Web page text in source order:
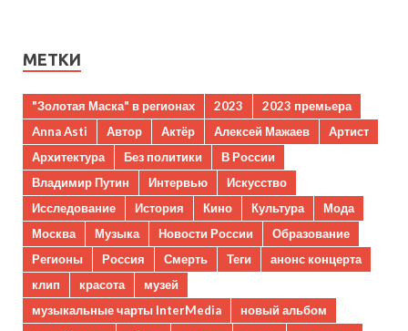
МЕТКИ
"Золотая Маска" в регионах 2023
2023 премьера
Anna Asti
Автор Актёр Алексей Мажаев
Артист
Архитектура
Без политики
В России
Владимир Путин
Интервью
Искусство
Исследование
История Кино Культура
Мода
Москва
Музыка Новости России
Образование
Регионы
Россия Смерть Теги
анонс концерта
клип
красота
музей
музыкальные чарты InterMedia
новый альбом